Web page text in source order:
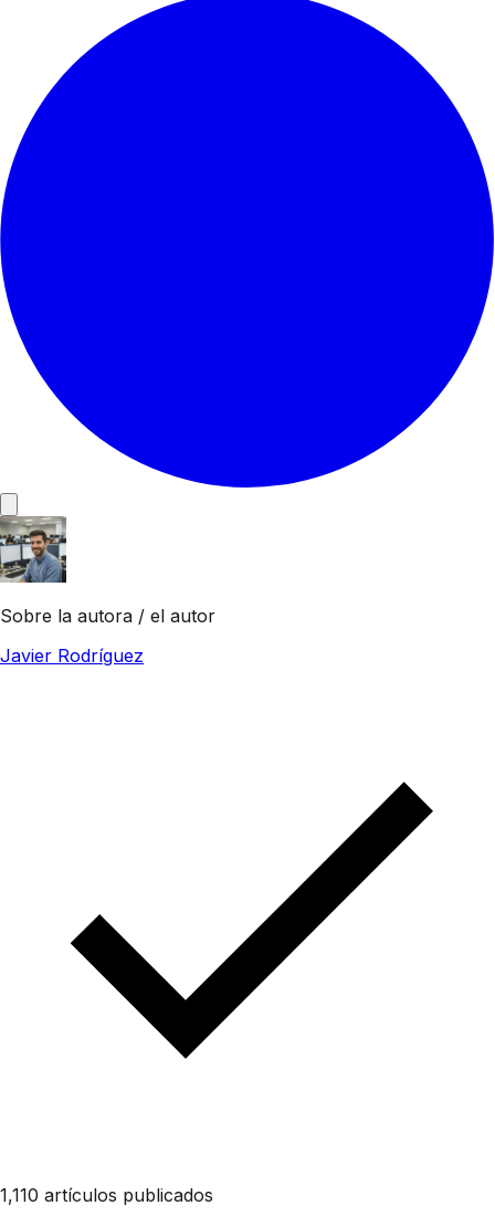
Sobre la autora / el autor
Javier Rodríguez
1,110 artículos publicados